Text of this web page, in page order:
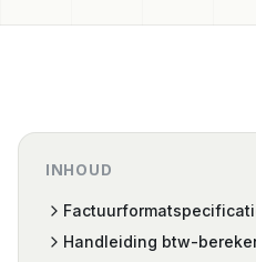
INHOUD
Handleiding btw-